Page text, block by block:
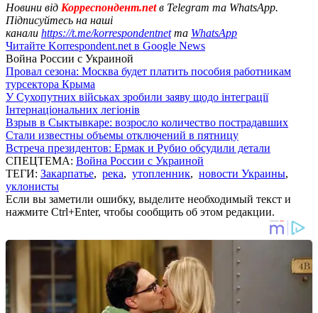
Новини від Корреспондент.netв Telegram та WhatsApp.
Підписуйтесь на наші
канали https://t.me/korrespondentnetта WhatsApp
Читайте Korrespondent.net в Google News
Война России с Украиной
Провал сезона: Москва будет платить пособия работникам
турсектора Крыма
У Сухопутних військах зробили заяву щодо інтеграції
Інтернаціональних легіонів
Взрыв в Сыктывкаре: возросло количество пострадавших
Стали известны объемы отключений в пятницу
Встреча президентов: Ермак и Рубио обсудили детали
СПЕЦТЕМА: Война России с Украиной
ТЕГИ: Закарпатье, река, утопленник, новости Украины,
уклонисты
Если вы заметили ошибку, выделите необходимый текст и
нажмите Ctrl+Enter, чтобы сообщить об этом редакции.